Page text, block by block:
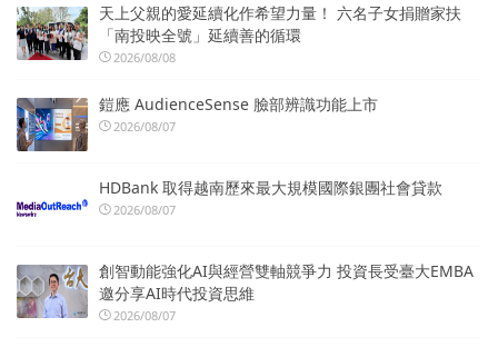
天上父親的愛延續化作希望力量！ 六名子女捐贈家扶
「南投映全號」延續善的循環
2026/08/08
鎧應 AudienceSense 臉部辨識功能上市
2026/08/07
HDBank 取得越南歷來最大規模國際銀團社會貸款
2026/08/07
創智動能強化AI與經營雙軸競爭力 投資長受臺大EMBA
邀分享AI時代投資思維
2026/08/07